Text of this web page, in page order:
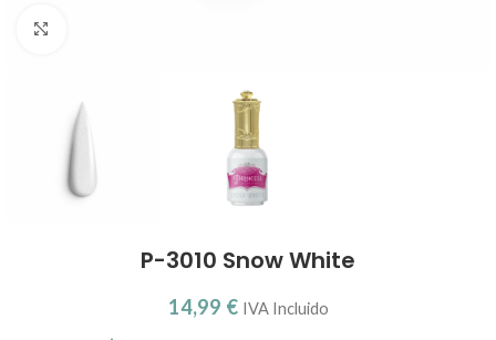
P-3010 Snow White
14,99 € IVA Incluido